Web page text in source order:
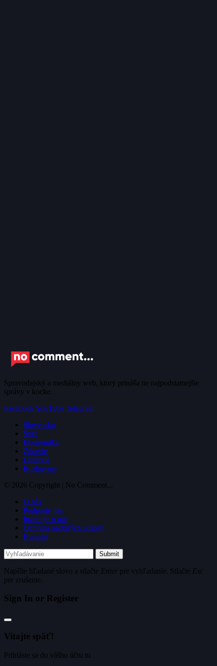
Spravodajský a mediálny web, ktorý prináša tie najpodstatnejšie
správy v kocke.
FacebookYouTube Telegram
Slovensko
Svet
Ekonomika
Zdravie
Lifestyle
Rozhovory
© 2026 Copyright | No Comment...
O nás
Podporte nás
Inzerujte u nás
Ochrana osobných údajov
Kontakt
Submit
Napíšte hľadané slovo a stlačte Enter pre vyhľadanie. Stlačte Esc
pre zrušenie.
Sign In or Register
Vitajte späť!
Prihláste sa do vášho účtu tu